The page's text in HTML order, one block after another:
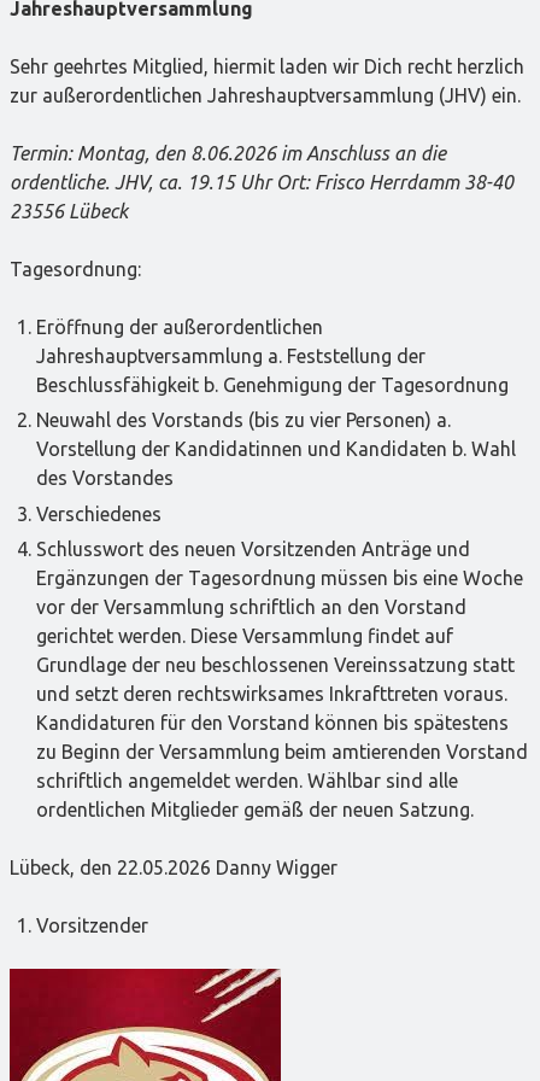
Jahreshauptversammlung
Sehr geehrtes Mitglied, hiermit laden wir Dich recht herzlich
zur außerordentlichen Jahreshauptversammlung (JHV) ein.
Termin: Montag, den 8.06.2026 im Anschluss an die
ordentliche. JHV, ca. 19.15 Uhr Ort: Frisco Herrdamm 38-40
23556 Lübeck
Tagesordnung:
Eröffnung der außerordentlichen
Jahreshauptversammlung a. Feststellung der
Beschlussfähigkeit b. Genehmigung der Tagesordnung
Neuwahl des Vorstands (bis zu vier Personen) a.
Vorstellung der Kandidatinnen und Kandidaten b. Wahl
des Vorstandes
Verschiedenes
Schlusswort des neuen Vorsitzenden Anträge und
Ergänzungen der Tagesordnung müssen bis eine Woche
vor der Versammlung schriftlich an den Vorstand
gerichtet werden. Diese Versammlung findet auf
Grundlage der neu beschlossenen Vereinssatzung statt
und setzt deren rechtswirksames Inkrafttreten voraus.
Kandidaturen für den Vorstand können bis spätestens
zu Beginn der Versammlung beim amtierenden Vorstand
schriftlich angemeldet werden. Wählbar sind alle
ordentlichen Mitglieder gemäß der neuen Satzung.
Lübeck, den 22.05.2026 Danny Wigger
Vorsitzender